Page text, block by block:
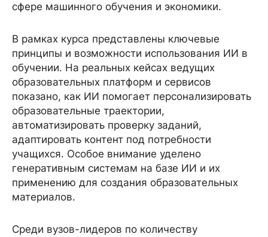
сфере машинного обучения и экономики.
В рамках курса представлены ключевые
принципы и возможности использования ИИ в
обучении. На реальных кейсах ведущих
образовательных платформ и сервисов
показано, как ИИ помогает персонализировать
образовательные траектории,
автоматизировать проверку заданий,
адаптировать контент под потребности
учащихся. Особое внимание уделено
генеративным системам на базе ИИ и их
применению для создания образовательных
материалов.
Среди вузов-лидеров по количеству